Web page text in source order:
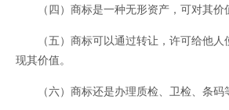
（四）商标是一种无形资产，可对其价
（五）商标可以通过转让，许可给他人
现其价值。
（六）商标还是办理质检、卫检、条码